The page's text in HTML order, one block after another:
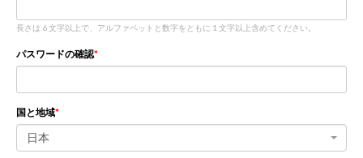
長さは 6 文字以上で、アルファベットと数字をともに 1 文字以上含めてください。
パスワードの確認
国と地域
日本